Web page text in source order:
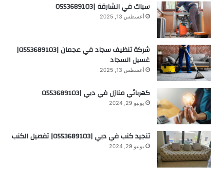
سباك في الشارقة |0553689103
أغسطس 13, 2025
شركة تنظيف سجاد في عجمان |0553689103|
غسيل السجاد
أغسطس 13, 2025
كهربائي منازل في دبي |0553689103
يونيو 29, 2024
تنجيد كنب في دبي |0553689103| تفصيل الكنب
يونيو 29, 2024